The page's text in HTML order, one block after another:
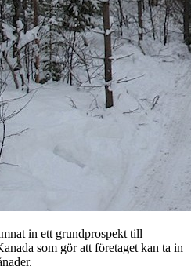
in ett grundprospekt till
som gör att företaget kan ta in